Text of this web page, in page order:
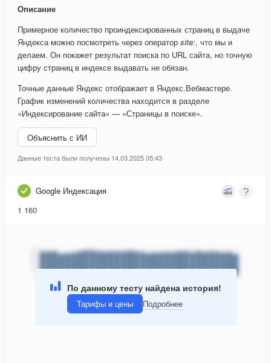
Описание
Примерное количество проиндексированных страниц в выдаче
Яндекса можно посмотреть через оператор site:, что мы и
делаем. Он покажет результат поиска по URL сайта, но точную
цифру страниц в индексе выдавать не обязан.
Точные данные Яндекс отображает в Яндекс.Вебмастере.
График изменений количества находится в разделе
«Индексирование сайта» — «Страницы в поиске».
Объяснить с ИИ
Данные теста были получены 14.03.2025 05:43
Google Индексация
1 160
По данному тесту найдена история!
Тарифы и цены Подробнее